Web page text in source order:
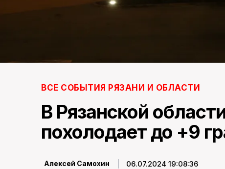
ВСЕ СОБЫТИЯ РЯЗАНИ И ОБЛАСТИ
В Рязанской
похолодает до +9
Алексей Самохин 06.07.2024 19:08:36